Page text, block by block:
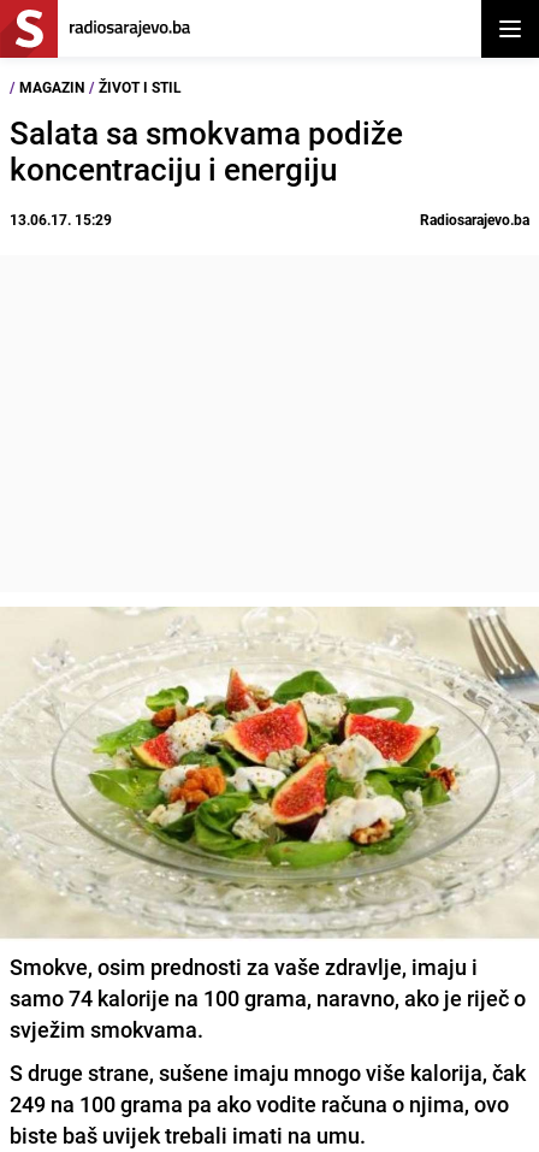
/ MAGAZIN / ŽIVOT I STIL
Salata sa smokvama podiže
koncentraciju i energiju
13.06.17. 15:29 Radiosarajevo.ba
Smokve, osim prednosti za vaše zdravlje, imaju i
samo 74 kalorije na 100 grama, naravno, ako je riječ o
svježim smokvama.
S druge strane, sušene imaju mnogo više kalorija, čak
249 na 100 grama pa ako vodite računa o njima, ovo
biste baš uvijek trebali imati na umu.